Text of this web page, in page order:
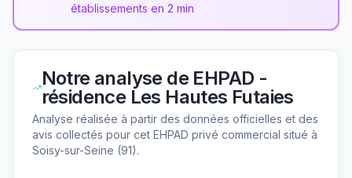
établissements en 2 min
Notre analyse de EHPAD -
résidence Les Hautes Futaies
Analyse réalisée à partir des données officielles et des
avis collectés pour cet EHPAD privé commercial situé à
Soisy-sur-Seine (91).